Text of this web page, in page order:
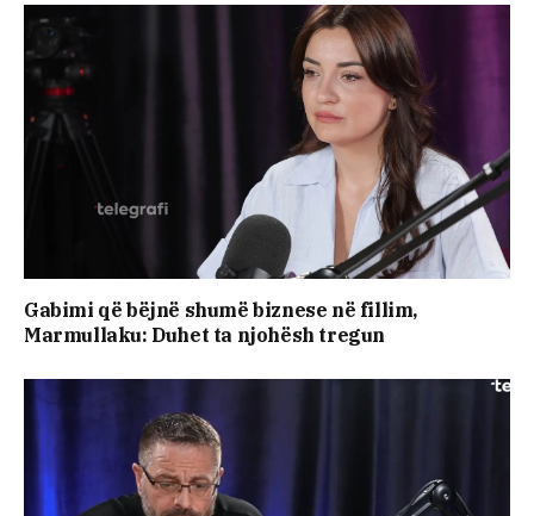
Gabimi që bëjnë shumë biznese në fillim,
Marmullaku: Duhet ta njohësh tregun